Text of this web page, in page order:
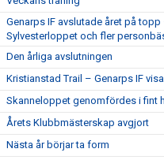
Genarps IF avslutade året på
Sylvesterloppet och fler
Den årliga avslutningen
Kristianstad Trail – Genarps IF
Skanneloppet genomfördes i fint
Årets Klubbmästerskap avgjort
Nästa år börjar ta form